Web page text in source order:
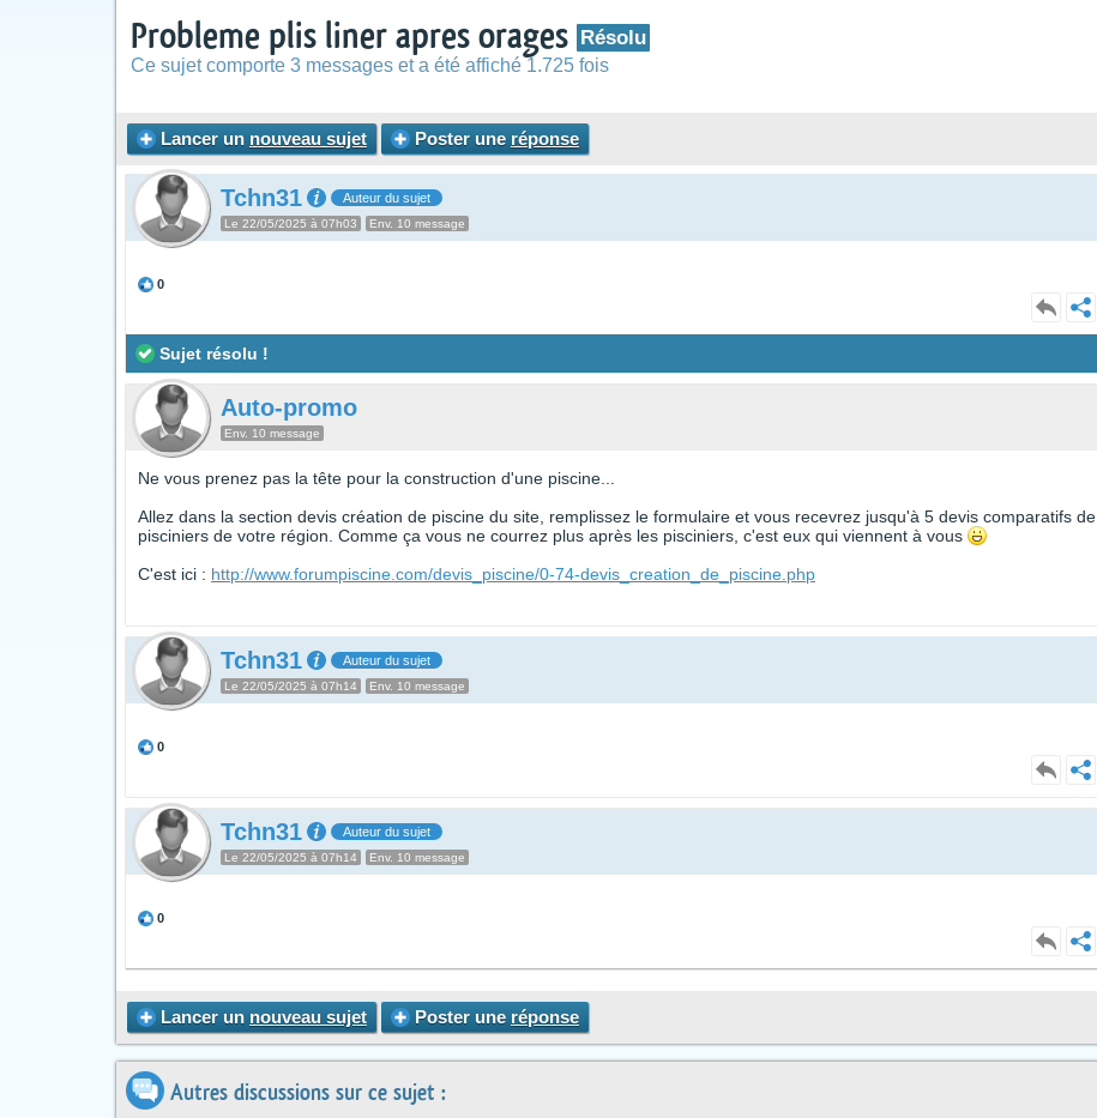
Probleme plis liner apres orages Résolu
Ce sujet comporte 3 messages et a été affiché 1.725 fois
Lancer un nouveau sujet Poster une réponse
Tchn31 Auteur du sujet
Le 22/05/2025 à 07h03 Env. 10 message
0
Sujet résolu !
Auto-promo
Env. 10 message
Ne vous prenez pas la tête pour la construction d'une piscine...
Allez dans la section devis création de piscine du site, remplissez le formulaire et vous recevrez jusqu'à 5 devis comparatifs de
pisciniers de votre région. Comme ça vous ne courrez plus après les pisciniers, c'est eux qui viennent à vous
C'est ici : http://www.forumpiscine.com/devis_piscine/0-74-devis_creation_de_piscine.php
Tchn31 Auteur du sujet
Le 22/05/2025 à 07h14 Env. 10 message
0
Tchn31 Auteur du sujet
Le 22/05/2025 à 07h14 Env. 10 message
0
Lancer un nouveau sujet Poster une réponse
Autres discussions sur ce sujet :